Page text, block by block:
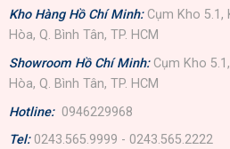
Kho Hàng Hồ Chí Minh: Cụm Kho 5.1,
Hòa, Q. Bình Tân, TP. HCM
Showroom Hồ Chí Minh: Cụm Kho
Hòa, Q. Bình Tân, TP. HCM
Hotline: 0946229968
Tel: 0243.565.9999 - 0243.565.2222